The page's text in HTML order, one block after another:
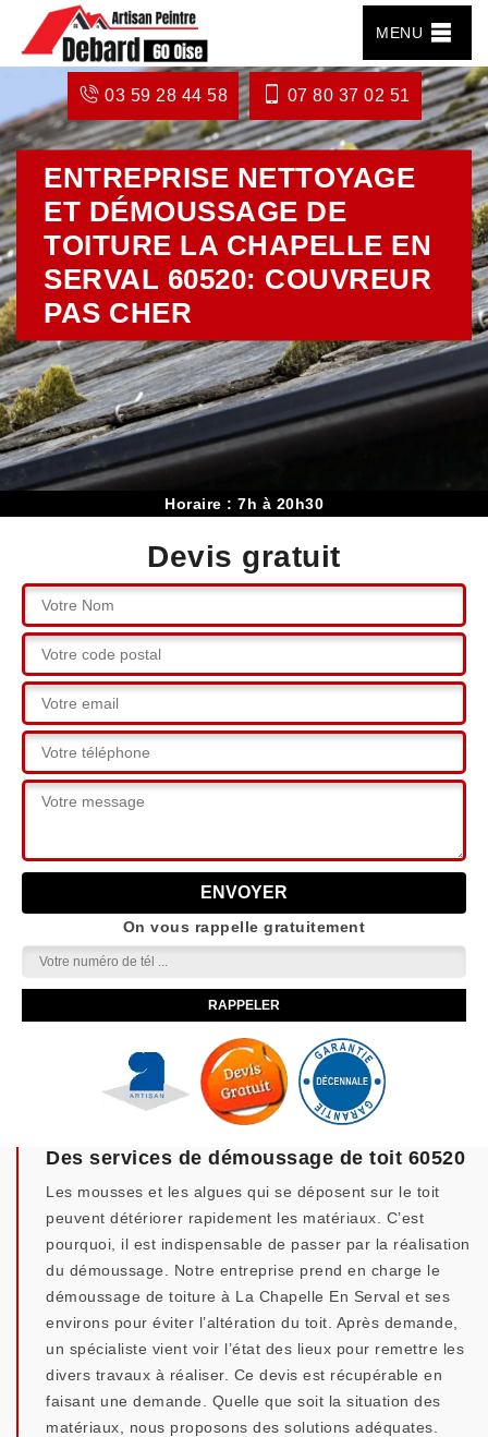
MENU
03 59 28 44 58 07 80 37 02 51
ENTREPRISE NETTOYAGE
ET DÉMOUSSAGE DE
TOITURE LA CHAPELLE EN
SERVAL 60520: COUVREUR
PAS CHER
Horaire : 7h à 20h30
Devis gratuit
On vous rappelle gratuitement
Des services de démoussage de toit 60520
Les mousses et les algues qui se déposent sur le toit
peuvent détériorer rapidement les matériaux. C’est
pourquoi, il est indispensable de passer par la réalisation
du démoussage. Notre entreprise prend en charge le
démoussage de toiture à La Chapelle En Serval et ses
environs pour éviter l’altération du toit. Après demande,
un spécialiste vient voir l’état des lieux pour remettre les
divers travaux à réaliser. Ce devis est récupérable en
faisant une demande. Quelle que soit la situation des
matériaux, nous proposons des solutions adéquates.